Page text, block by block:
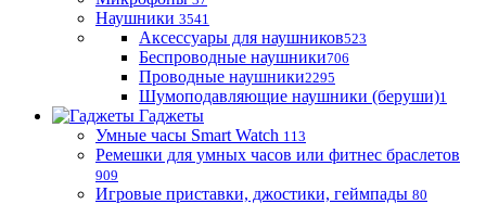
Наушники 3541
Аксессуары для наушников523
Беспроводные наушники706
Проводные наушники2295
Шумоподавляющие наушники (беруши)1
Гаджеты
Умные часы Smart Watch 113
Ремешки для умных часов или фитнес браслетов
909
Игровые приставки, джостики, геймпады 80